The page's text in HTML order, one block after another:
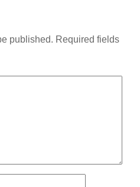
published. Required fields